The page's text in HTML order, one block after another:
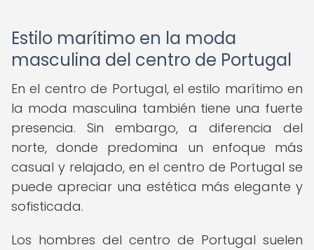
Estilo marítimo en la moda
masculina del centro de Portugal
En el centro de Portugal, el estilo marítimo en
la moda masculina también tiene una fuerte
presencia. Sin embargo, a diferencia del
norte, donde predomina un enfoque más
casual y relajado, en el centro de Portugal se
puede apreciar una estética más elegante y
sofisticada.
Los hombres del centro de Portugal suelen